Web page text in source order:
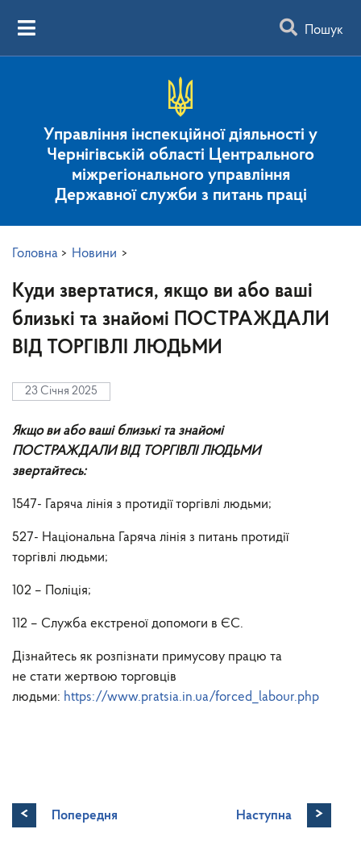
Пошук
Управління інспекційної діяльності у
Чернігівській області Центрального
міжрегіонального управління
Державної служби з питань праці
Головна > Новини >
Куди звертатися, якщо ви або ваші
близькі та знайомі ПОСТРАЖДАЛИ
ВІД ТОРГІВЛІ ЛЮДЬМИ
23 Січня 2025
Якщо ви або ваші близькі та знайомі
ПОСТРАЖДАЛИ ВІД ТОРГІВЛІ ЛЮДЬМИ
звертайтесь:
1547- Гаряча лінія з протидії торгівлі людьми;
527- Національна Гаряча лінія з питань протидії
торгівлі людьми;
102 – Поліція;
112 – Служба екстреної допомоги в ЄС.
Дізнайтесь як розпізнати примусову працю та
не стати жертвою торговців
людьми: https://www.pratsia.in.ua/forced_labour.php
< Попередня Наступна >